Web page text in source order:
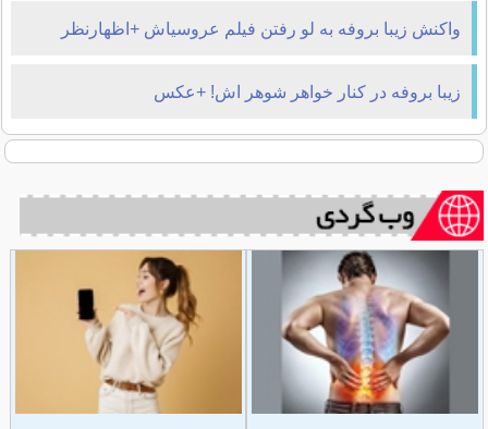
واکنش زیبا بروفه به لو رفتن فیلم عروسی‎اش +اظهارنظر
زیبا بروفه در کنار خواهر شوهر اش! +عکس